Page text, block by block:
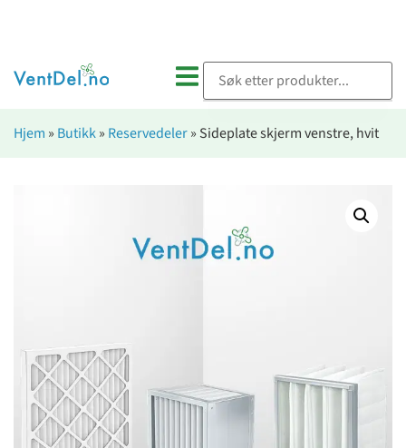
Hjem » Butikk» Reservedeler» Sideplate skjerm venstre, hvit